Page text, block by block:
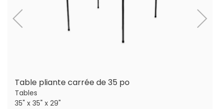
Table pliante carrée de 35 po
Tables
35" x 35" x 29"